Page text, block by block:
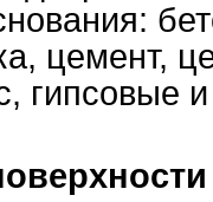
цемент,
гипсовые